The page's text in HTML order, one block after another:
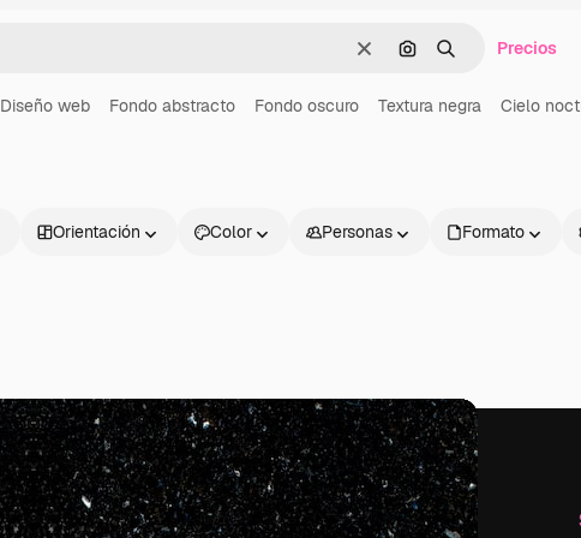
BorrarBuscar por imagen
BuscarPrecios
Diseño web Fondo abstracto Fondo oscuro Textura negra Cielo
Orientación Color Personas Formato
Productos Información útil Empresa